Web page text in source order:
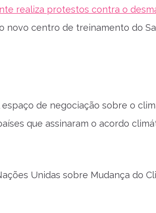
realiza protestos contra o
novo centro de treinamento do
de negociação sobre o
que assinaram o acordo
Unidas sobre Mudança do